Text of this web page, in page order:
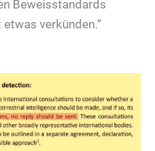
Beweisstandards
verkünden.“